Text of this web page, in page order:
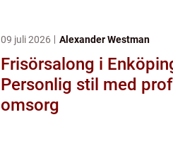
09 juli 2026 Alexander Westman
Frisörsalong i
Personlig stil med
omsorg